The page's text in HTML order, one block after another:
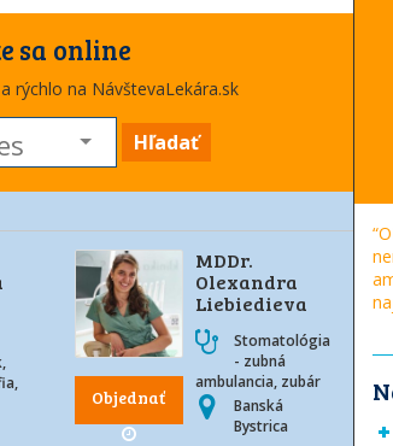
sa online
rýchlo na NávštevaLekára.sk
Hľadať
Objednať
MDDr.
Olexandra
Liebiedieva
Stomatológia
- zubná
ambulancia, zubár
Banská
Bystrica